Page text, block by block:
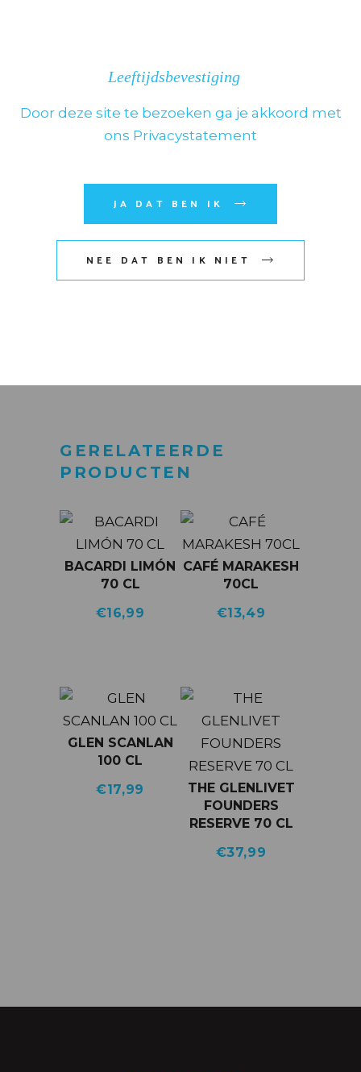
Leeftijdsbevestiging
Door deze site te bezoeken ga je akkoord met
ons Privacystatement
JA DAT BEN IK
NEE DAT BEN IK NIET
Mijn naam, e-mail en site
GERELATEERDE
PRODUCTEN
BACARDI LIMÓN
70 CL
€16,99
CAFÉ MARAKESH
70CL
€13,49
GLEN SCANLAN
100 CL
€17,99
THE GLENLIVET
FOUNDERS
RESERVE 70 CL
€37,99